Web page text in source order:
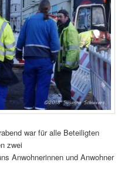
war für alle Beteiligten
zwei
Anwohnerinnen und Anwohner